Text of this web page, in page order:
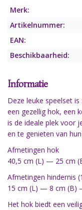
Merk:
Artikelnummer:
EAN:
Beschikbaarheid:
Informatie
Deze leuke speelset
een gezellig hok, een
is de ideale plek voor
en te genieten van
Afmetingen hok
40,5 cm (L) — 25 cm
Afmetingen hindernis
15 cm (L) — 8 cm (B)
Het hok biedt een